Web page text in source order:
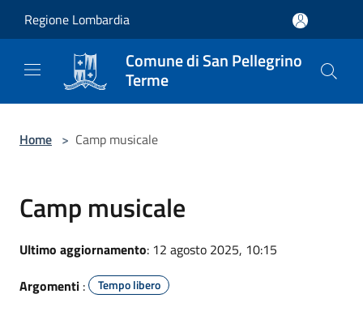
Regione Lombardia
Comune di San Pellegrino
Terme
Home > Camp musicale
Camp musicale
Ultimo aggiornamento: 12 agosto 2025, 10:15
Argomenti : Tempo libero